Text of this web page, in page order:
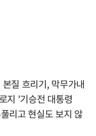
질 흐리기, 막무가내
지 '기승전 대통령
리고 현실도 보지 않